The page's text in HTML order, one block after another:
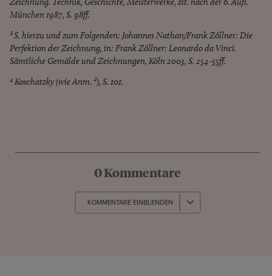
München 1987, S. 98ff.
³ S. hierzu und zum Folgenden: Johannes Nathan/Frank Zöllner: Die
Perfektion der Zeichnung, in: Frank Zöllner: Leonardo da Vinci.
Sämtliche Gemälde und Zeichnungen, Köln 2003, S. 254-55ff.
⁴ Koschatzky (wie Anm. ²), S. 101.
0 Kommentare
KOMMENTARE EINBLENDEN